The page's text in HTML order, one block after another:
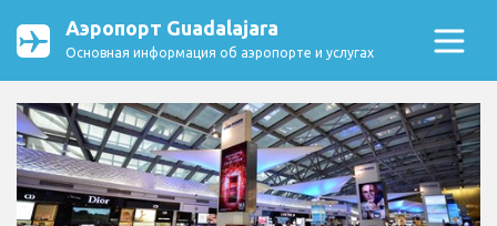
Аэропорт Guadalajara
Основная информация об аэропорте и услугах